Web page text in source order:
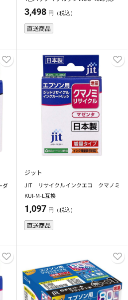
3,498 円（税込）
直送商品
ダ
ジット
JIT リサイクルインクエコ クマノミ
KUI-M-L互換
1,097 円（税込）
直送商品